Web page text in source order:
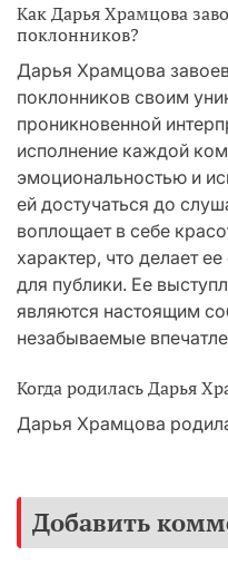
Как Дарья Храмцова
поклонников?
Дарья Храмцова
поклонников своим
проникновенной
исполнение каждой
эмоциональностью и
ей достучаться до
воплощает в себе
характер, что делает
для публики. Ее
являются настоящим
незабываемые
Когда родилась Дарья
Дарья Храмцова
Добавить